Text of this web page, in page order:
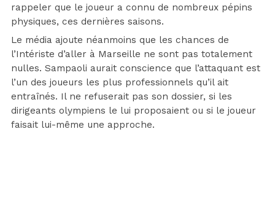
rappeler que le joueur a connu de nombreux pépins
physiques, ces dernières saisons.
Le média ajoute néanmoins que les chances de
l’Intériste d’aller à Marseille ne sont pas totalement
nulles. Sampaoli aurait conscience que l’attaquant est
l’un des joueurs les plus professionnels qu’il ait
entraînés. Il ne refuserait pas son dossier, si les
dirigeants olympiens le lui proposaient ou si le joueur
faisait lui-même une approche.